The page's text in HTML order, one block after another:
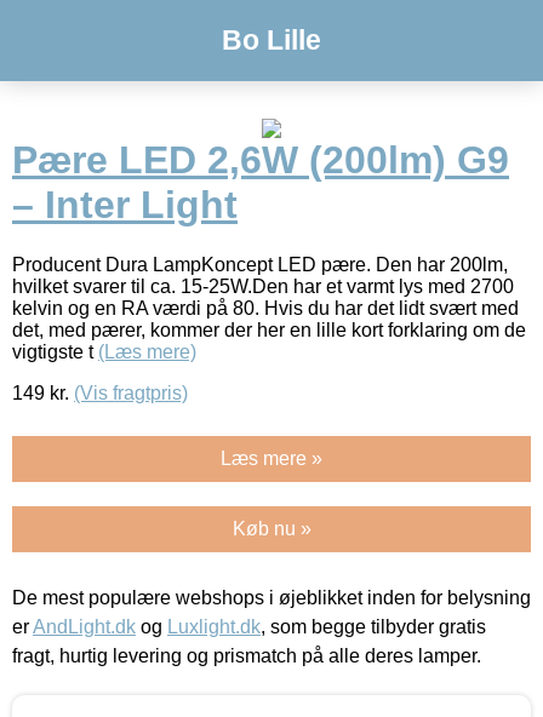
Bo Lille
Pære LED 2,6W (200lm) G9
– Inter Light
Producent Dura LampKoncept LED pære. Den har 200lm,
hvilket svarer til ca. 15-25W.Den har et varmt lys med 2700
kelvin og en RA værdi på 80. Hvis du har det lidt svært med
det, med pærer, kommer der her en lille kort forklaring om de
vigtigste t (Læs mere)
149 kr. (Vis fragtpris)
Læs mere »
Køb nu »
De mest populære webshops i øjeblikket inden for belysning
erAndLight.dk og Luxlight.dk, som begge tilbyder gratis
fragt, hurtig levering og prismatch på alle deres lamper.